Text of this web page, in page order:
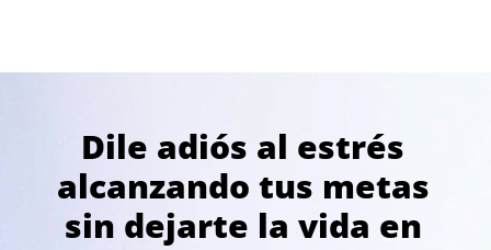
Dile adiós al estrés
alcanzando tus metas
sin dejarte la vida en